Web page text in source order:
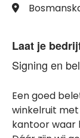
Laat je
Signing en
Een goed
winkelruit
kantoor waar